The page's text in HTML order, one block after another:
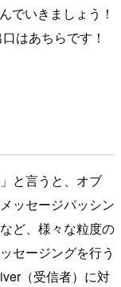
でいきましょう！
はあちらです！
と言うと、オブ
ッセージパッシン
ど、様々な粒度の
セージングを行う
（受信者）に対